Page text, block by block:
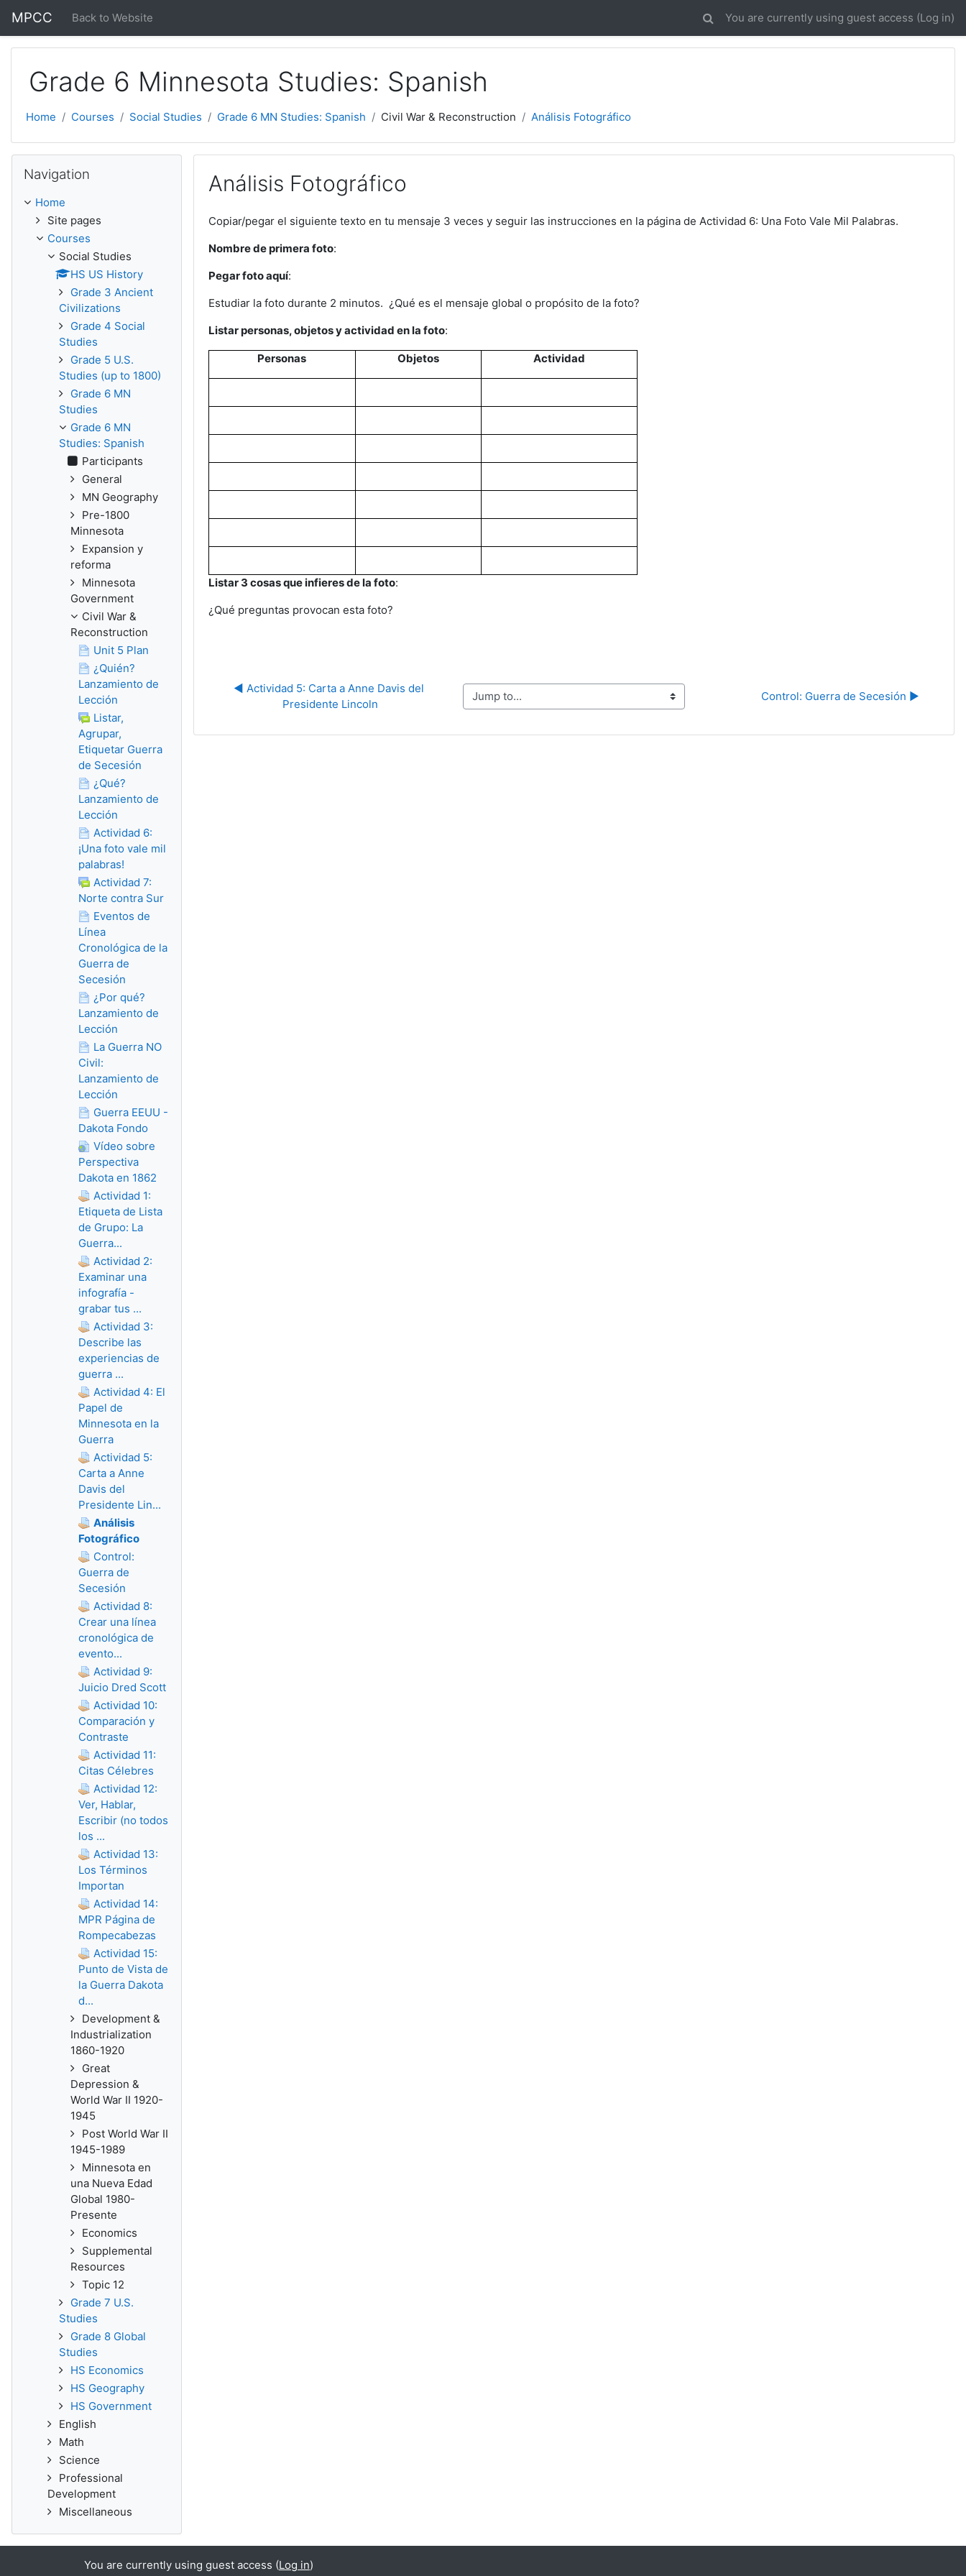
MPCC Back to Website You are currently using guest access (Log in)
Grade 6 Minnesota Studies: Spanish
Home Courses Social Studies Grade 6 MN Studies: Spanish Civil War & Reconstruction Análisis Fotográfico
Análisis Fotográfico
Copiar/pegar el siguiente texto en tu mensaje 3 veces y seguir las instrucciones en la página de Actividad 6: Una Foto Vale Mil Palabras.
Nombre de primera foto:
Pegar foto aquí:
Estudiar la foto durante 2 minutos. ¿Qué es el mensaje global o propósito de la foto?
Listar personas, objetos y actividad en la foto:
Personas Objetos Actividad
Listar 3 cosas que infieres de la foto:
¿Qué preguntas provocan esta foto?
◀︎ Actividad 5: Carta a Anne Davis del
Presidente Lincoln
Jump to... Control: Guerra de Secesión ▶︎
Navigation
Home
Site pages
Courses
Social Studies
HS US History
Grade 3 Ancient
Civilizations
Grade 4 Social
Studies
Grade 5 U.S.
Studies (up to 1800)
Grade 6 MN
Studies
Grade 6 MN
Studies: Spanish
Participants
General
MN Geography
Pre-1800
Minnesota
Expansion y
reforma
Minnesota
Government
Civil War &
Reconstruction
Unit 5 Plan
¿Quién?
Lanzamiento de
Lección
Listar,
Agrupar,
Etiquetar Guerra
de Secesión
¿Qué?
Lanzamiento de
Lección
Actividad 6:
¡Una foto vale mil
palabras!
Actividad 7:
Norte contra Sur
Eventos de
Línea
Cronológica de la
Guerra de
Secesión
¿Por qué?
Lanzamiento de
Lección
La Guerra NO
Civil:
Lanzamiento de
Lección
Guerra EEUU -
Dakota Fondo
Vídeo sobre
Perspectiva
Dakota en 1862
Actividad 1:
Etiqueta de Lista
de Grupo: La
Guerra...
Actividad 2:
Examinar una
infografía -
grabar tus ...
Actividad 3:
Describe las
experiencias de
guerra ...
Actividad 4: El
Papel de
Minnesota en la
Guerra
Actividad 5:
Carta a Anne
Davis del
Presidente Lin...
Análisis
Fotográfico
Control:
Guerra de
Secesión
Actividad 8:
Crear una línea
cronológica de
evento...
Actividad 9:
Juicio Dred Scott
Actividad 10:
Comparación y
Contraste
Actividad 11:
Citas Célebres
Actividad 12:
Ver, Hablar,
Escribir (no todos
los ...
Actividad 13:
Los Términos
Importan
Actividad 14:
MPR Página de
Rompecabezas
Actividad 15:
Punto de Vista de
la Guerra Dakota
d...
Development &
Industrialization
1860-1920
Great
Depression &
World War II 1920-
1945
Post World War II
1945-1989
Minnesota en
una Nueva Edad
Global 1980-
Presente
Economics
Supplemental
Resources
Topic 12
Grade 7 U.S.
Studies
Grade 8 Global
Studies
HS Economics
HS Geography
HS Government
English
Math
Science
Professional
Development
Miscellaneous
You are currently using guest access (Log in)